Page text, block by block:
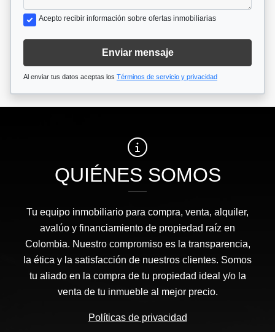
Acepto recibir información sobre ofertas inmobiliarias
Enviar mensaje
Al enviar tus datos aceptas los Términos de servicio y privacidad
QUIÉNES SOMOS
Tu equipo inmobiliario para compra, venta, alquiler,
avalúo y financiamiento de propiedad raíz en
Colombia. Nuestro compromiso es la transparencia,
la ética y la satisfacción de nuestros clientes. Somos
tu aliado en la compra de tu propiedad ideal y/o la
venta de tu inmueble al mejor precio.
Políticas de privacidad